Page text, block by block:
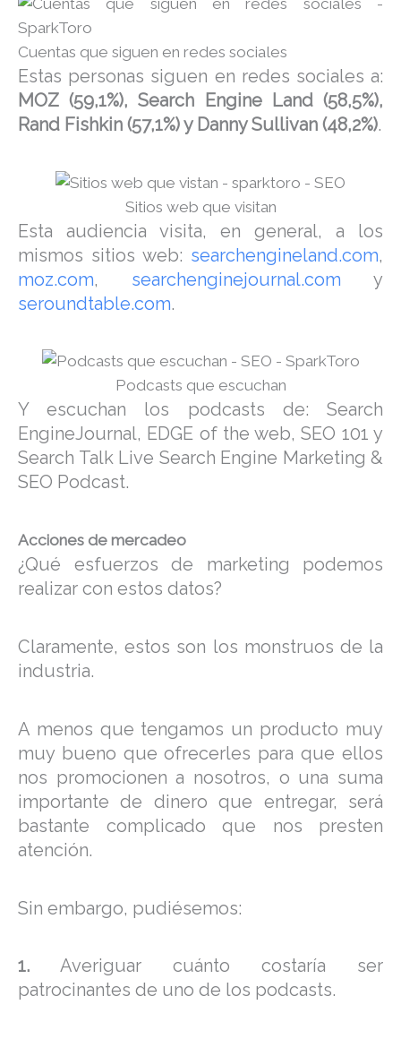
Cuentas que siguen en redes sociales
Estas personas siguen en redes sociales a:
MOZ (59,1%), Search Engine Land (58,5%),
Rand Fishkin (57,1%) y Danny Sullivan (48,2%).
Sitios web que visitan
Esta audiencia visita, en general, a los
mismos sitios web: searchengineland.com,
moz.com, searchenginejournal.com y
seroundtable.com.
Podcasts que escuchan
Y escuchan los podcasts de: Search
EngineJournal, EDGE of the web, SEO 101 y
Search Talk Live Search Engine Marketing &
SEO Podcast.
Acciones de mercadeo
¿Qué esfuerzos de marketing podemos
realizar con estos datos?
Claramente, estos son los monstruos de la
industria.
A menos que tengamos un producto muy
muy bueno que ofrecerles para que ellos
nos promocionen a nosotros, o una suma
importante de dinero que entregar, será
bastante complicado que nos presten
atención.
Sin embargo, pudiésemos:
1. Averiguar cuánto costaría ser
patrocinantes de uno de los podcasts.